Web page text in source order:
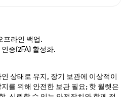
프라인 백업.
증(2FA) 활성화.
상태로 유지, 장기 보관에 이상적이
를 위해 안전한 보관 필요; 핫 월렛은